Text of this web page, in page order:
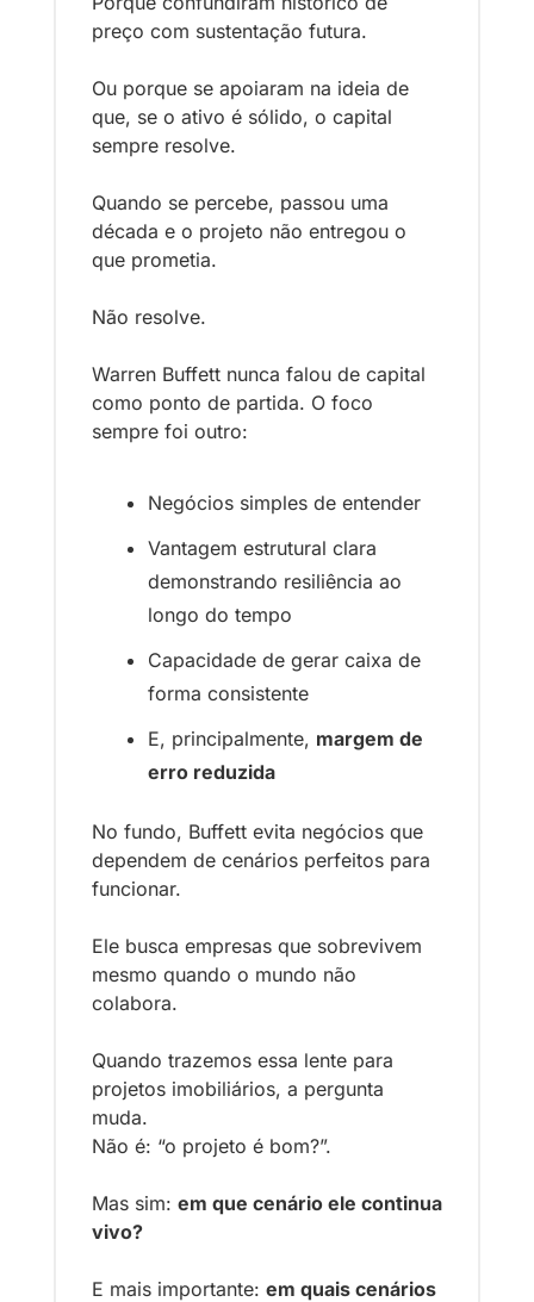
preço com sustentação futura.
Ou porque se apoiaram na ideia de
que, se o ativo é sólido, o capital
sempre resolve.
Quando se percebe, passou uma
década e o projeto não entregou o
que prometia.
Não resolve.
Warren Buffett nunca falou de capital
como ponto de partida. O foco
sempre foi outro:
Negócios simples de entender
Vantagem estrutural clara
demonstrando resiliência ao
longo do tempo
Capacidade de gerar caixa de
forma consistente
E, principalmente, margem de
erro reduzida
No fundo, Buffett evita negócios que
dependem de cenários perfeitos para
funcionar.
Ele busca empresas que sobrevivem
mesmo quando o mundo não
colabora.
Quando trazemos essa lente para
projetos imobiliários, a pergunta
muda.
Não é: “o projeto é bom?”.
Mas sim: em que cenário ele continua
vivo?
E mais importante: em quais cenários